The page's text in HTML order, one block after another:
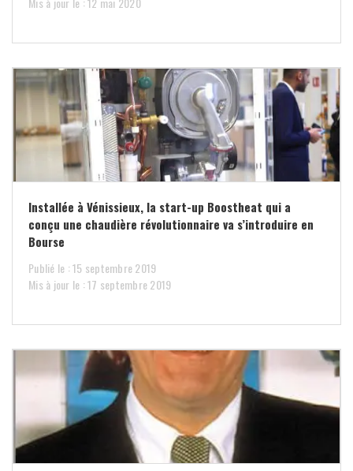
Installée à Vénissieux, la start-up Boostheat qui a
conçu une chaudière révolutionnaire va s’introduire en
Bourse
Publié le : 15 septembre 2019
Mis à jour le : 17 septembre 2019